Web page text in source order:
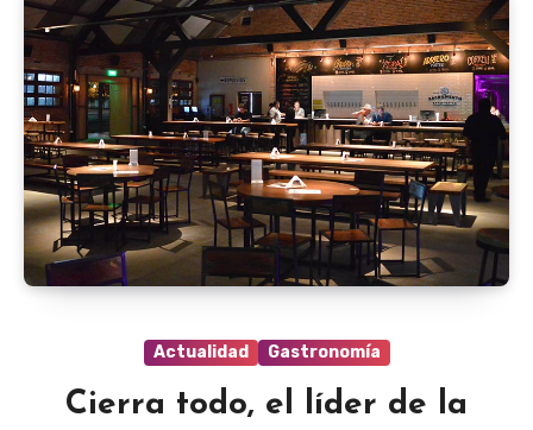
Actualidad Gastronomía
Cierra todo, el líder de la